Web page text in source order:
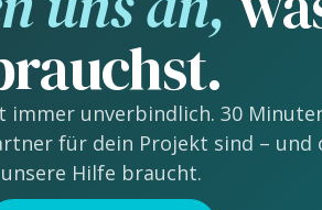
immer unverbindlich. 30
für dein Projekt sind – und
unsere Hilfe braucht.